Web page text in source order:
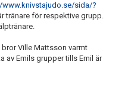
www.knivstajudo.se/sida/?
tränare för respektive grupp.
Ville Mattsson varmt
av Emils grupper tills Emil är